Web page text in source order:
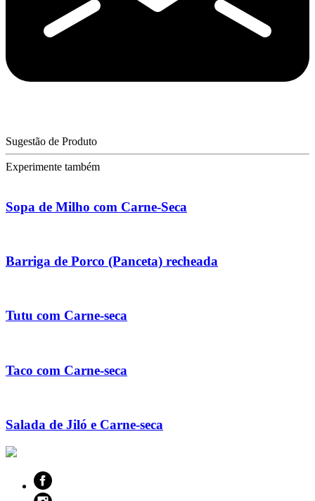
Sugestão de Produto
Experimente também
Sopa de Milho com Carne-Seca
Barriga de Porco (Panceta) recheada
Tutu com Carne-seca
Taco com Carne-seca
Salada de Jiló e Carne-seca